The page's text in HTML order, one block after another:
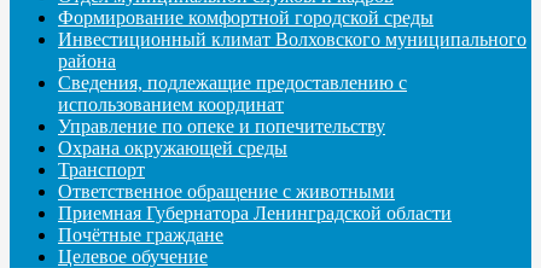
Формирование комфортной городской среды
Инвестиционный климат Волховского муниципального
района
Сведения, подлежащие предоставлению с
использованием координат
Управление по опеке и попечительству
Охрана окружающей среды
Транспорт
Ответственное обращение с животными
Приемная Губернатора Ленинградской области
Почётные граждане
Целевое обучение